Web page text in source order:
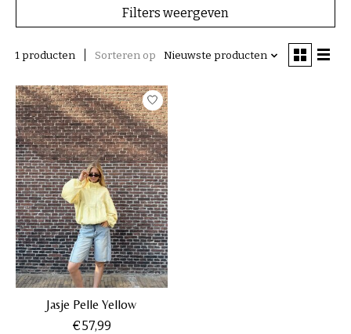
Filters weergeven
1 producten Sorteren op Nieuwste producten
Jasje Pelle Yellow
€57,99